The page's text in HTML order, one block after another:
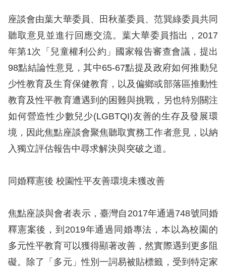
息
人
權
業
務
核
人
權
約
陳
情
申
訴
座談會由葉大華委員、田秋堇委員、范巽綠委員共同
聽取意見並進行回應交流。葉大華委員指出，2017
年第1次「兒童權利公約」國家報告審查會議，提出
98點結論性意見，其中65-67點提及政府如何推動兒
少性教育及生育保健教育，以及偏鄉或部落區推動性
教育及性平教育遭遇到的困難與挑戰，另也特別關注
如何營造性少數兒少(LGBTQI)友善的生存及發展環
境，因此焦點座談會聚焦聽取實務工作者意見，以納
入獨立評估報告中尋求解決與突破之道。
同婚釋憲後 校園性平友善環境未獲改善
焦點座談與會者表示，臺灣自2017年通過748號同婚
釋憲案後，到2019年通過同婚專法，本以為校園的
多元性平教育可以獲得顯著改善，然實際遇到更多阻
礙。除了「多元」性別一詞易被貼標籤，受到特定家